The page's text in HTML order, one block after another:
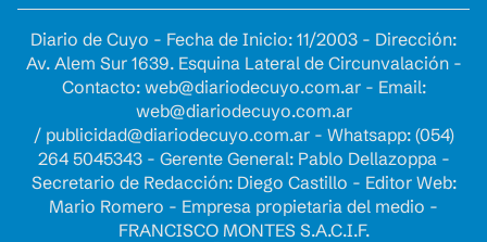
Diario de Cuyo - Fecha de Inicio: 11/2003 - Dirección:
Av. Alem Sur 1639. Esquina Lateral de Circunvalación -
Contacto: web@diariodecuyo.com.ar- Email:
web@diariodecuyo.com.ar
/ publicidad@diariodecuyo.com.ar- Whatsapp: (054)
264 5045343 - Gerente General: Pablo Dellazoppa -
Secretario de Redacción: Diego Castillo - Editor Web:
Mario Romero - Empresa propietaria del medio -
FRANCISCO MONTES S.A.C.I.F.